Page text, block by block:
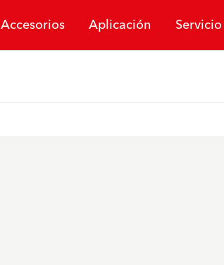
Accesorios Aplicación Servicio